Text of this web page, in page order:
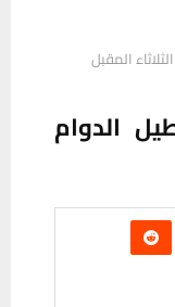
المقبل‏
الدوام